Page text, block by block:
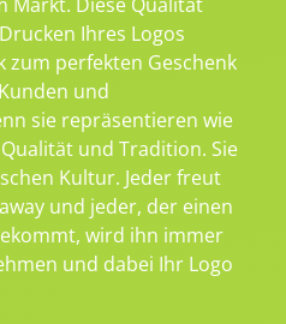
Ihres Logos
zum perfekten Geschenk
und
sie repräsentieren wie
und Tradition. Sie
Kultur. Jeder freut
und jeder, der einen
wird ihn immer
und dabei Ihr Logo